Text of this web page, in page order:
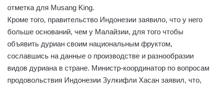
отметка для Musang King.
Кроме того, правительство Индонезии заявило, что у него
больше оснований, чем у Малайзии, для того чтобы
объявить дуриан своим национальным фруктом,
сославшись на данные о производстве и разнообразии
видов дуриана в стране. Министр-координатор по вопросам
продовольствия Индонезии Зулкифли Хасан заявил, что,